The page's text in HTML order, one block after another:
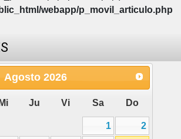
webapp/p_movil_articulo.php
Agosto 2026
Mi Ju Vi Sa Do
1
2